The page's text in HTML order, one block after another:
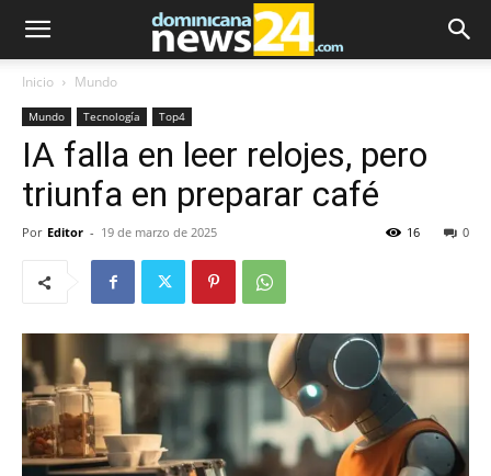
Inicio Mundo
Mundo Tecnología Top4
IA falla en leer relojes, pero
triunfa en preparar café
Por Editor - 19 de marzo de 2025 0
16